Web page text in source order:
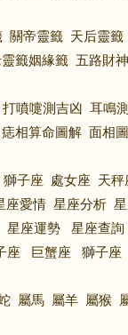
關帝靈籤 天后靈籤
靈籤姻緣籤 五路財
打噴嚏測吉凶 耳鳴
痣相算命圖解 面相
獅子座 處女座 天秤
座愛情 星座分析
星座運勢 星座查詢
座 巨蟹座 獅子座
屬馬 屬羊 屬猴